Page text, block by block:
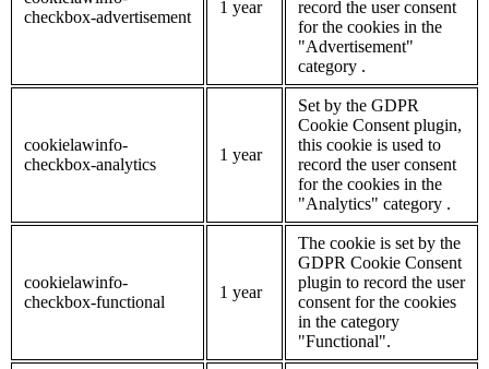
checkbox-advertisement
1 year
record the user consent
for the cookies in the
"Advertisement"
category .
cookielawinfo-
checkbox-analytics
1 year
Set by the GDPR
Cookie Consent plugin,
this cookie is used to
record the user consent
for the cookies in the
"Analytics" category .
cookielawinfo-
checkbox-functional
1 year
The cookie is set by the
GDPR Cookie Consent
plugin to record the user
consent for the cookies
in the category
"Functional".